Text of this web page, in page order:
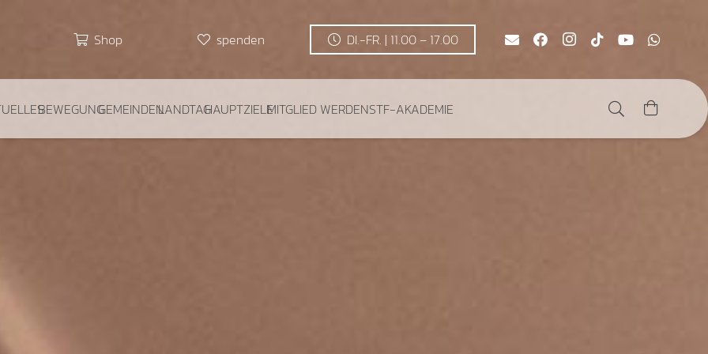
Shop spenden DI.-FR. | 11.00 – 17.00
BEWEGUNGGEMEINDENLANDTAGHAUPTZIELEMITGLIED WERDENSTF-AKADEMIE